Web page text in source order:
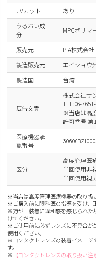
UVカット
あり
うるおい成
分
MPCポリマ
販売元
PIA株式会社
製造販売元
エイショウ
製造国
台湾
広告文責
株式会社サ
TEL:06-
※当店は高
許可番号 第
医療機器承
認番号
区分
高度管理医
単回使用非
単回使用視
※当店は高度管理医療機器の取り扱
※ご購入前に眼科医の指導を受け、
※万が一装着に違和感を感じられた
けてください。
※ご使用前に必ずレンズに不具合が
使用ください。
※コンタクトレンズの装着イメージ
す。
※ 【コンタクトレンズの取り扱い注